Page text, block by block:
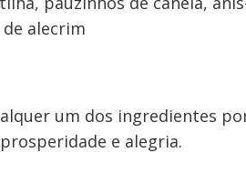
alecrim
um dos ingredientes
e alegria.